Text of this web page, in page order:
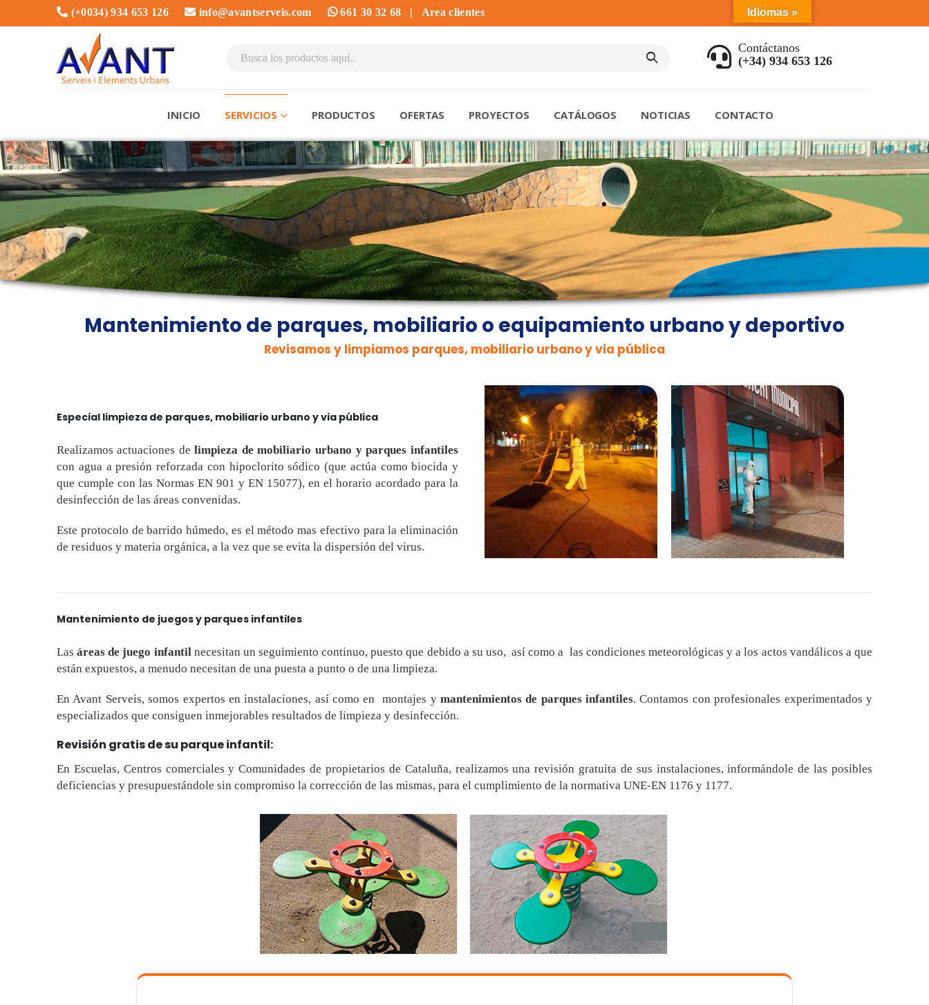
(+0034) 934 653 126 info@avantserveis.com 661 30 32 68 | Area clientes
Contáctanos
(+34) 934 653 126
INICIO SERVICIOS PRODUCTOS OFERTAS PROYECTOS CATÁLOGOS NOTICIAS CONTACTO
Mantenimiento de parques, mobiliario o equipamiento urbano y deportivo
Revisamos y limpiamos parques, mobiliario urbano y via pública
Especial limpieza de parques, mobiliario urbano y via pública
Realizamos actuaciones de limpieza de mobiliario urbano y parques infantiles
con agua a presión reforzada con hipoclorito sódico (que actúa como biocida y
que cumple con las Normas EN 901 y EN 15077), en el horario acordado para la
desinfección de las áreas convenidas.
Este protocolo de barrido húmedo, es el método mas efectivo para la eliminación
de residuos y materia orgánica, a la vez que se evita la dispersión del virus.
Mantenimiento de juegos y parques infantiles
Lasáreas de juego infantil necesitan un seguimiento continuo, puesto que debido a su uso, así como a las condiciones meteorológicas y a los actos vandálicos a que
están expuestos, a menudo necesitan de una puesta a punto o de una limpieza.
En Avant Serveis, somos expertos en instalaciones, así como en montajes y mantenimientos de parques infantiles. Contamos con profesionales experimentados y
especializados que consiguen inmejorables resultados de limpieza y desinfección.
Revisión gratis de su parque infantil:
En Escuelas, Centros comerciales y Comunidades de propietarios de Cataluña, realizamos una revisión gratuita de sus instalaciones, informándole de las posibles
deficiencias y presupuestándole sin compromiso la corrección de las mismas, para el cumplimiento de la normativa UNE-EN 1176 y 1177.
Idiomas »